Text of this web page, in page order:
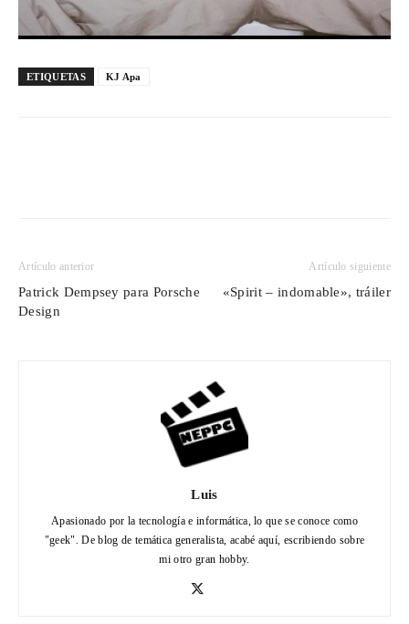
ETIQUETAS KJ Apa
Artículo anterior
Patrick Dempsey para Porsche
Design
Artículo siguiente
«Spirit – indomable», tráiler
Luis
Apasionado por la tecnología e informática, lo que se conoce como
"geek". De blog de temática generalista, acabé aquí, escribiendo sobre
mi otro gran hobby.